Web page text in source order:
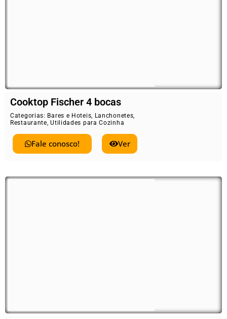
Cooktop Fischer 4 bocas
Categorias: Bares e Hoteis, Lanchonetes,
Restaurante,Utilidades para Cozinha
Fale conosco! Ver